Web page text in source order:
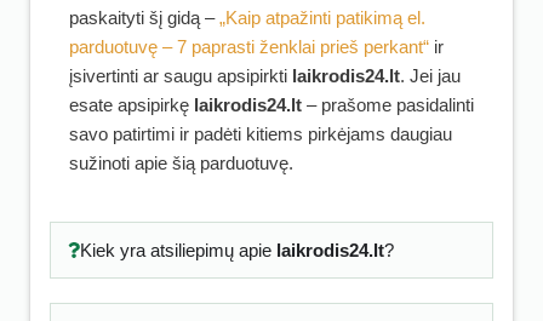
paskaityti šį gidą –„Kaip atpažinti patikimą el.
parduotuvę – 7 paprasti ženklai prieš perkant“ ir
įsivertinti ar saugu apsipirkti laikrodis24.lt. Jei jau
esate apsipirkę laikrodis24.lt – prašome pasidalinti
savo patirtimi ir padėti kitiems pirkėjams daugiau
sužinoti apie šią parduotuvę.
Kiek yra atsiliepimų apie laikrodis24.lt?